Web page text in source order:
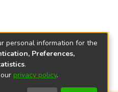
personal information for the
Preferences,
.
privacy policy.